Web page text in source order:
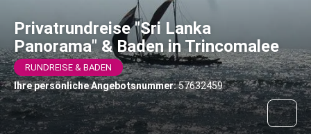
Privatrundreise "Sri Lanka
Panorama" & Baden in Trincomalee
RUNDREISE & BADEN
Ihre persönliche Angebotsnummer:57632459